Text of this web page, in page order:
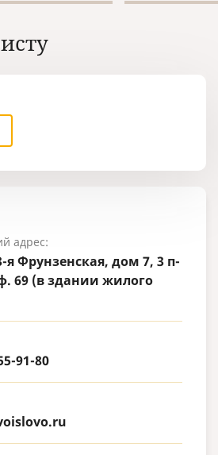
адрес:
я Фрунзенская, дом 7, 3 п-
69 (в здании жилого
91-80